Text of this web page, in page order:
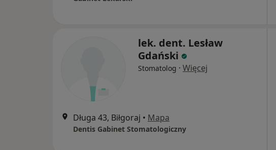
lek. dent. Lesław
Gdański
Stomatolog · Więcej
Długa 43, Biłgoraj • Mapa
Dentis Gabinet Stomatologiczny